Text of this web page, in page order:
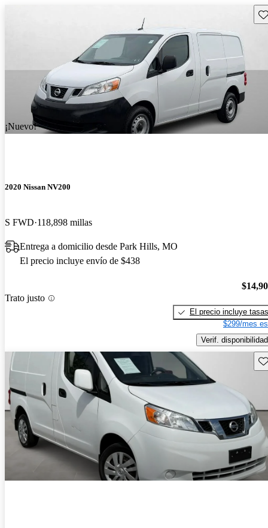
¡Nuevo!
2020 Nissan NV200
S FWD 118,898 millas
Entrega a domicilio desde Park Hills, MO
El precio incluye envío de $438
Trato justo
El precio incluye tasas
$299/mes
Verif. disponibilidad